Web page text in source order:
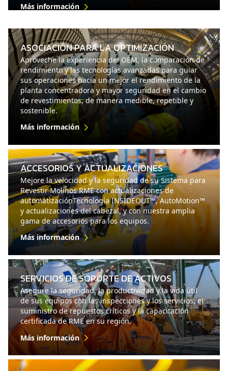
Más información
ASOCIACIÓN PARA LA OPTIMIZACIÓN
Aproveche la experiencia del OEM, la comparación de
rendimiento y las tecnologías avanzadas para guiar
sus operaciones hacia un mejor el rendimiento de la
planta concentradora y mayor seguridad en el cambio
de revestimientos, de manera medible, repetible y
sostenible.
Más información
ACCESORIOS Y ACTUALIZACIONES
Mejore la velocidad y la seguridad de su Sistema para
Revestir Molinos RME con actualizaciones de
automatizaciónTecnología INSIDEOUT™, AutoMotion™
y actualizaciones del cabezal, y con nuestra amplia
gama de accesorios para los equipos.
Más información
SERVICIOS DE SOPORTE DE ACTIVOS
Asegure la seguridad, la productividad y la vida útil
de sus equipos con las inspecciones y los servicios, el
suministro de repuestos críticos y la capacitación
certificada de RME en su región.
Más información